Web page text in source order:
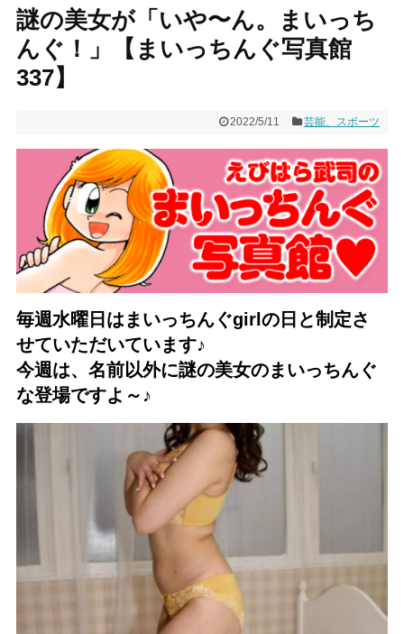
謎の美女が「いや〜ん。まいっち
んぐ！」【まいっちんぐ写真館
337】
2022/5/11 芸能、スポーツ
毎週水曜日はまいっちんぐgirlの日と制定さ
せていただいています♪
今週は、名前以外に謎の美女のまいっちんぐ
な登場ですよ～♪